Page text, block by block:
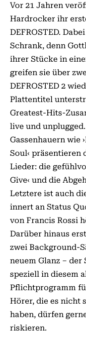
Vor 21 Jahren
Hardrocker ihr
DEFROSTED.
Schrank, denn
ihrer Stücke in
greifen sie über
DEFROSTED 2
Plattentitel
Greatest-Hits-
live und
Gassen­hauern wie
Soul‹ präsentieren
Lieder: die
Give‹ und die
Letztere ist auch
innert an Status
von Francis Rossi
Darüber hinaus
zwei Back­ground-
neuem Glanz –
speziell in diesem
Pflichtprogramm
Hörer, die es nicht
haben, dürfen
riskieren.